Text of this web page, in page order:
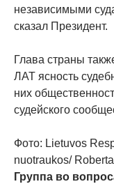
независимыми
сказал Президент.
Глава страны
ЛАТ ясность
них
судейского
Фото: Lietuvos
nuotraukos/
Группа во